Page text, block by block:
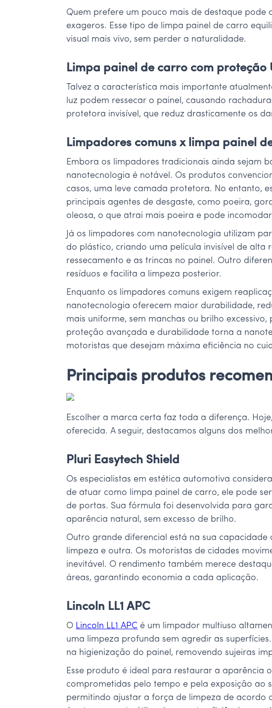
Quem prefere um pouco mais de destaque
exageros. Esse tipo de limpa painel de carro
visual mais vivo, sem perder a naturalidade.
Limpa painel de carro com proteção
Talvez a característica mais importante
luz podem ressecar o painel, causando
protetora invisível, que reduz drasticamente os
Limpadores comuns x limpa painel
Embora os limpadores tradicionais ainda sejam
nanotecnologia é notável. Os produtos
casos, uma leve camada protetora. No entanto,
principais agentes de desgaste, como poeira,
oleosa, o que atrai mais poeira e pode
Já os limpadores com nanotecnologia utilizam
do plástico, criando uma película invisível de alta
ressecamento e as trincas no painel. Outro
resíduos e facilita a limpeza posterior.
Enquanto os limpadores comuns exigem
nanotecnologia oferecem maior durabilidade,
mais uniforme, sem manchas ou brilho
proteção avançada e durabilidade torna a
motoristas que desejam máxima eficiência no
Principais produtos
Escolher a marca certa faz toda a diferença.
oferecida. A seguir, destacamos alguns dos
Pluri Easytech Shield
Os especialistas em estética automotiva
de atuar como limpa painel de carro, ele pode
de portas. Sua fórmula foi desenvolvida para
aparência natural, sem excesso de brilho.
Outro grande diferencial está na sua
limpeza e outra. Os motoristas de cidades
inevitável. O rendimento também merece
áreas, garantindo economia a cada aplicação.
Lincoln LL1 APC
O Lincoln LL1 APC é um limpador multiuso
uma limpeza profunda sem agredir as
na higienização do painel, removendo sujeiras
Esse produto é ideal para restaurar a aparência
comprometidas pelo tempo e pela exposição ao
permitindo ajustar a força de limpeza de acordo